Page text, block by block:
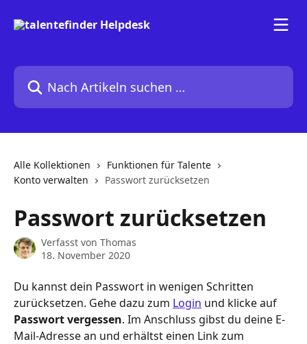
Nach Artikeln suchen …
Alle Kollektionen
Funktionen für Talente
Konto verwalten
Passwort zurücksetzen
Passwort zurücksetzen
Verfasst von Thomas
18. November 2020
Du kannst dein Passwort in wenigen Schritten
zurücksetzen. Gehe dazu zum Login und klicke auf
Passwort vergessen. Im Anschluss gibst du deine E-
Mail-Adresse an und erhältst einen Link zum